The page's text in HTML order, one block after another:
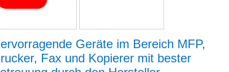
Geräte im Bereich MFP,
Fax und Kopierer mit bester